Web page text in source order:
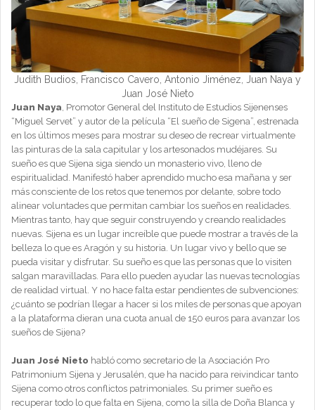
Judith Budios, Francisco Cavero, Antonio Jiménez, Juan Naya y
Juan José Nieto
Juan Naya , Promotor General del Instituto de Estudios Sijenenses
“Miguel Servet” y autor de la película “El sueño de Sigena”, estrenada
en los últimos meses para mostrar su deseo de recrear virtualmente
las pinturas de la sala capitular y los artesonados mudéjares. Su
sueño es que Sijena siga siendo un monasterio vivo, lleno de
espiritualidad. Manifestó haber aprendido mucho esa mañana y ser
más consciente de los retos que tenemos por delante, sobre todo
alinear voluntades que permitan cambiar los sueños en realidades.
Mientras tanto, hay que seguir construyendo y creando realidades
nuevas. Sijena es un lugar increíble que puede mostrar a través de la
belleza lo que es Aragón y su historia. Un lugar vivo y bello que se
pueda visitar y disfrutar. Su sueño es que las personas que lo visiten
salgan maravilladas. Para ello pueden ayudar las nuevas tecnologías
de realidad virtual. Y no hace falta estar pendientes de subvenciones:
¿cuánto se podrían llegar a hacer si los miles de personas que apoyan
a la plataforma dieran una cuota anual de 150 euros para avanzar los
sueños de Sijena?
Juan José Nieto habló como secretario de la Asociación Pro
Patrimonium Sijena y Jerusalén, que ha nacido para reivindicar tanto
Sijena como otros conflictos patrimoniales. Su primer sueño es
recuperar todo lo que falta en Sijena, como la silla de Doña Blanca y